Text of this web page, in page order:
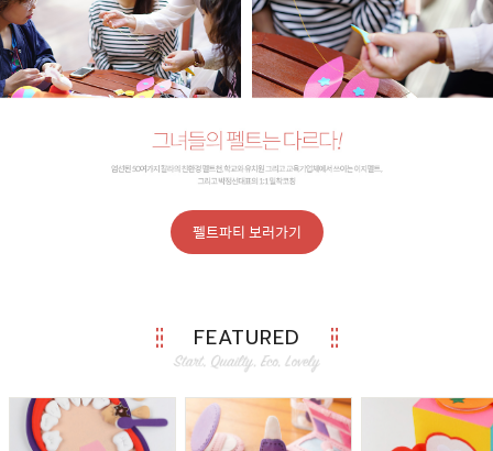
펠트파티 보러가기
FEATURED